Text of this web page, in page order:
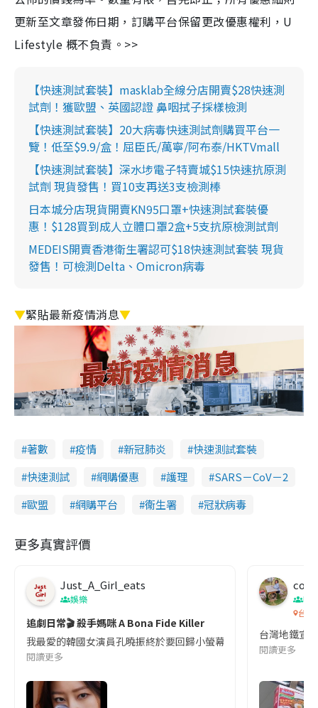
更新至文章發佈日期，訂購平台保留更改優惠權利，U
Lifestyle 概不負責。>>
【快速測試套裝】masklab全線分店開賣$28快速測
試劑！獲歐盟、英國認證 鼻咽拭子採樣檢測
【快速測試套裝】20大病毒快速測試劑購買平台一
覽！低至$9.9/盒！屈臣氏/萬寧/阿布泰/HKTVmall
【快速測試套裝】深水埗電子特賣城$15快速抗原測
試劑 現貨發售！買10支再送3支檢測棒
日本城分店現貨開賣KN95口罩+快速測試套裝優
惠！$128買到成人立體口罩2盒+5支抗原檢測試劑
MEDEIS開賣香港衛生署認可$18快速測試套裝 現貨
發售！可檢測Delta、Omicron病毒
▼緊貼最新疫情消息▼
著數 疫情 新冠肺炎
快速測試套裝
快速測試
網購優惠 護理
SARS－CoV－2
歐盟
網購平台 衞生署 冠狀病毒
更多真實評價
Just_A_Girl_eats
娛樂
追劇日常🎬 殺手媽咪 A Bona Fide Killer
我最愛的韓國女演員孔曉振終於要回歸小螢幕啦!這次的劇本改編
閱讀更多
co
吹
台灣
台灣地鐵宣
閱讀更多